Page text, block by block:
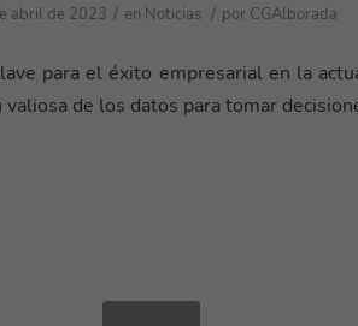
abril de 2023 / en Noticias / por CGAlborada
para el éxito empresarial en la
de los datos para tomar